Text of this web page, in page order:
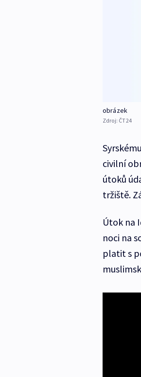
obrázek
Zdroj: ČT24
civilní
útoků
tržiště.
Útok na
noci na
platit s